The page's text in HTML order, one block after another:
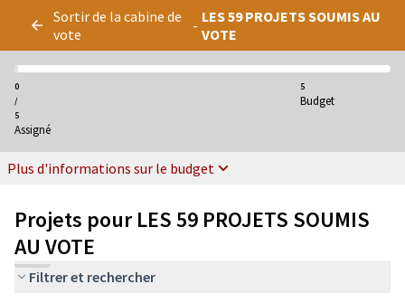
Sortir de la cabine de
vote
- LES 59 PROJETS SOUMIS AU
VOTE
0
/
5
Assigné
5
Budget
Plus d'informations sur le budget
Projets pour LES 59 PROJETS SOUMIS
AU VOTE
Filtrer et rechercher
Panneau de gestion des cookies